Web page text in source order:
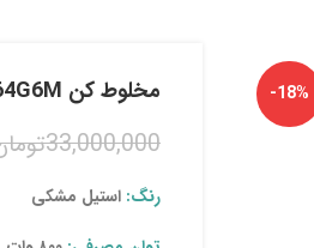
-18% مخلوط کن MMB64G6M
33,000,000
رنگ: استیل مشکی